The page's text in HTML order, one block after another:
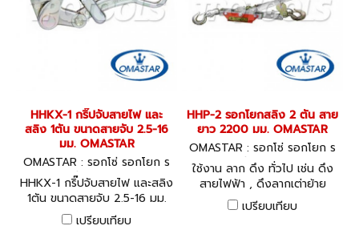
HHKX-1 กริ๊ปจับสายไฟ และ
สลิง 1ตัน ขนาดสายจับ 2.5-16
มม. OMASTAR
OMASTAR : รอกโซ่ รอกโยก ร
อกถ่วง HHKX-1
HHKX-1 กริ๊ปจับสายไฟ และสลิง
1ตัน ขนาดสายจับ 2.5-16 มม.
OMASTAR
เปรียบเทียบ
HHP-2 รอกโยกสลิง 2 ตัน สาย
ยาว 2200 มม. OMASTAR
OMASTAR : รอกโซ่ รอกโยก ร
อกถ่วง HHP-2
ใช้งาน ลาก ดึง ทั่วไป เช่น ดึง
สายไฟฟ้า , ดึงลากเต่าย้าย
เครื่องจักร โยกย้ายชิ้นงาน
เปรียบเทียบ